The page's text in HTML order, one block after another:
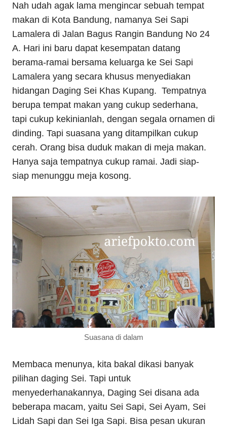
Nah udah agak lama mengincar sebuah tempat
makan di Kota Bandung, namanya Sei Sapi
Lamalera di Jalan Bagus Rangin Bandung No 24
A. Hari ini baru dapat kesempatan datang
berama-ramai bersama keluarga ke Sei Sapi
Lamalera yang secara khusus menyediakan
hidangan Daging Sei Khas Kupang. Tempatnya
berupa tempat makan yang cukup sederhana,
tapi cukup kekinianlah, dengan segala ornamen di
dinding. Tapi suasana yang ditampilkan cukup
cerah. Orang bisa duduk makan di meja makan.
Hanya saja tempatnya cukup ramai. Jadi siap-
siap menunggu meja kosong.
Suasana di dalam
Membaca menunya, kita bakal dikasi banyak
pilihan daging Sei. Tapi untuk
menyederhanakannya, Daging Sei disana ada
beberapa macam, yaitu Sei Sapi, Sei Ayam, Sei
Lidah Sapi dan Sei Iga Sapi. Bisa pesan ukuran